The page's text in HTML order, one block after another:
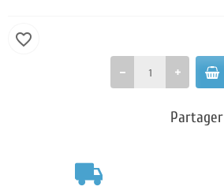
favorite_border
Partager